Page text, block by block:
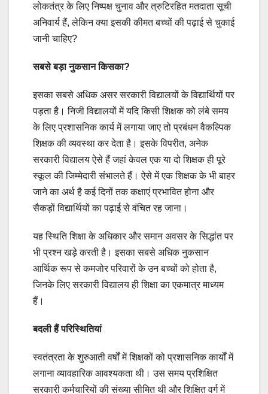
लोकतंत्र के लिए निष्पक्ष चुनाव और त्रुटिरहित मतदाता सूची
अनिवार्य हैं, लेकिन क्या इसकी कीमत बच्चों की पढ़ाई से चुकाई
जानी चाहिए?
सबसे बड़ा नुकसान किसका?
इसका सबसे अधिक असर सरकारी विद्यालयों के विद्यार्थियों पर
पड़ता है। निजी विद्यालयों में यदि किसी शिक्षक को लंबे समय
के लिए प्रशासनिक कार्य में लगाया जाए तो प्रबंधन वैकल्पिक
शिक्षक की व्यवस्था कर देता है। इसके विपरीत, अनेक
सरकारी विद्यालय ऐसे हैं जहां केवल एक या दो शिक्षक ही पूरे
स्कूल की जिम्मेदारी संभालते हैं। ऐसे में एक शिक्षक के भी बाहर
जाने का अर्थ है कई दिनों तक कक्षाएं प्रभावित होना और
सैकड़ों विद्यार्थियों का पढ़ाई से वंचित रह जाना।
यह स्थिति शिक्षा के अधिकार और समान अवसर के सिद्धांत पर
भी प्रश्न खड़े करती है। इसका सबसे अधिक नुकसान
आर्थिक रूप से कमजोर परिवारों के उन बच्चों को होता है,
जिनके लिए सरकारी विद्यालय ही शिक्षा का एकमात्र माध्यम
हैं।
बदली हैं परिस्थितियां
स्वतंत्रता के शुरुआती वर्षों में शिक्षकों को प्रशासनिक कार्यों में
लगाना व्यावहारिक आवश्यकता थी। उस समय प्रशिक्षित
सरकारी कर्मचारियों की संख्या सीमित थी और शिक्षित वर्ग में